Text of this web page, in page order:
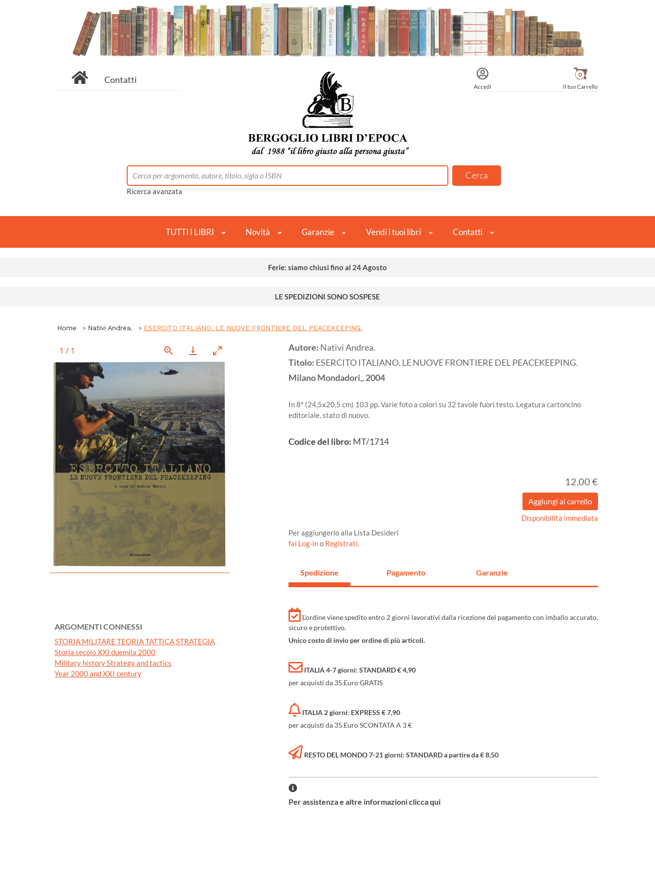
Contatti
Accedi Il tuo Carrello
0
Ricerca avanzata
TUTTI I LIBRI Novità Garanzie Vendi i tuoi libri Contatti
Ferie: siamo chiusi fino al 24 Agosto
LE SPEDIZIONI SONO SOSPESE
Home Nativi Andrea. ESERCITO ITALIANO. LE NUOVE FRONTIERE DEL PEACEKEEPING.
1 / 1
ARGOMENTI CONNESSI
STORIA MILITARE TEORIA TATTICA STRATEGIA
Storia secolo XXI duemila 2000
Military history Strategy and tactics
Year 2000 and XXI century
Autore: Nativi Andrea.
Titolo: ESERCITO ITALIANO. LE NUOVE FRONTIERE DEL PEACEKEEPING.
MilanoMondadori,,2004
In 8° (24,5x20,5 cm) 103 pp. Varie foto a colori su 32 tavole fuori testo. Legatura cartoncino
editoriale, stato di nuovo.
Codice del libro: MT/1714
12,00 €
Disponibilità immediata
Per aggiungerlo alla Lista Desideri
fai Log-ino Registrati.
Spedizione Pagamento Garanzie
L'ordine viene spedito entro 2 giorni lavorativi dalla ricezione del pagamento con imballo accurato,
sicuro e protettivo.
Unico costo di invio per ordine di più articoli.
ITALIA 4-7 giorni: STANDARD € 4,90
per acquisti da 35 Euro GRATIS
ITALIA 2 giorni: EXPRESS € 7,90
per acquisti da 35 Euro SCONTATA A 3 €
RESTO DEL MONDO 7-21 giorni: STANDARD a partire da € 8,50
Per assistenza e altre informazioni clicca qui